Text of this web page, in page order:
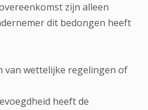
zijn alleen
dit bedongen heeft
van wettelijke regelingen of
heeft de